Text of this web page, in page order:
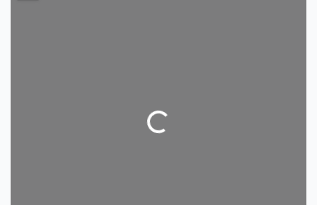
Loading...